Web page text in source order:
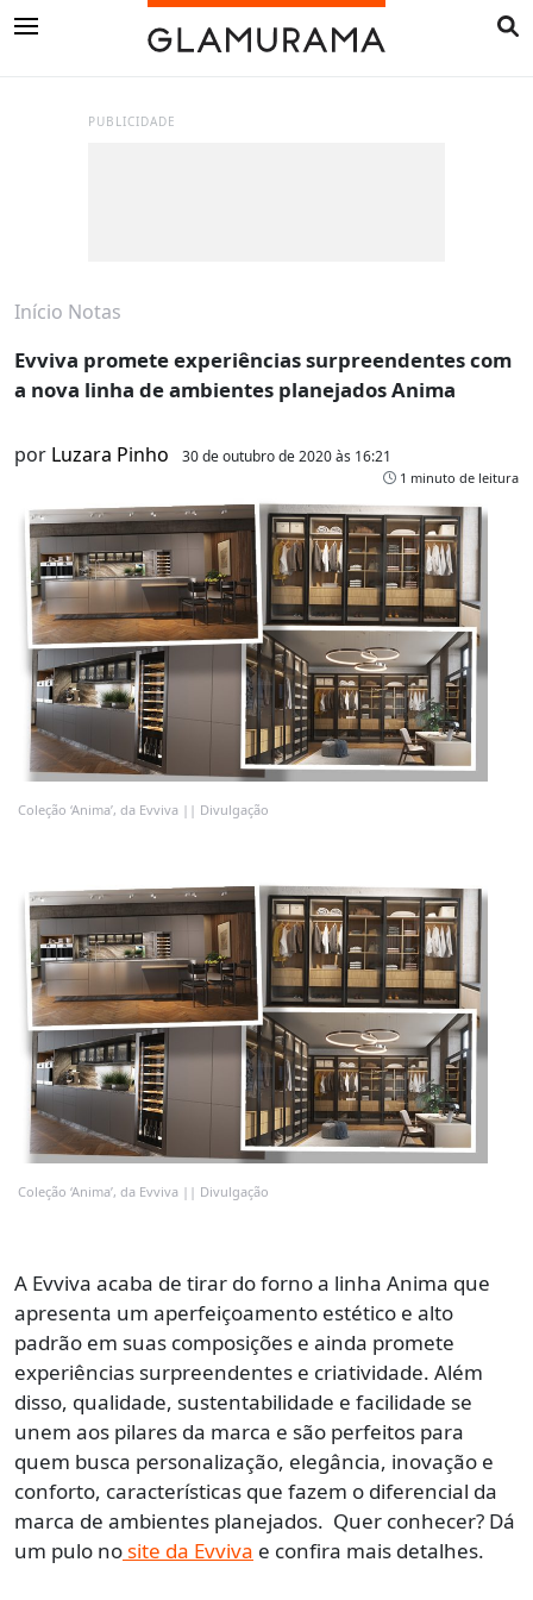
PUBLICIDADE
Início Notas
Evviva promete experiências surpreendentes com
a nova linha de ambientes planejados Anima
por Luzara Pinho 30 de outubro de 2020 às 16:21
1 minuto de leitura
Coleção ‘Anima’, da Evviva || Divulgação
Coleção ‘Anima’, da Evviva || Divulgação
A Evviva acaba de tirar do forno a linha Anima que
apresenta um aperfeiçoamento estético e alto
padrão em suas composições e ainda promete
experiências surpreendentes e criatividade. Além
disso, qualidade, sustentabilidade e facilidade se
unem aos pilares da marca e são perfeitos para
quem busca personalização, elegância, inovação e
conforto, características que fazem o diferencial da
marca de ambientes planejados. Quer conhecer? Dá
um pulo nosite da Evviva e confira mais detalhes.